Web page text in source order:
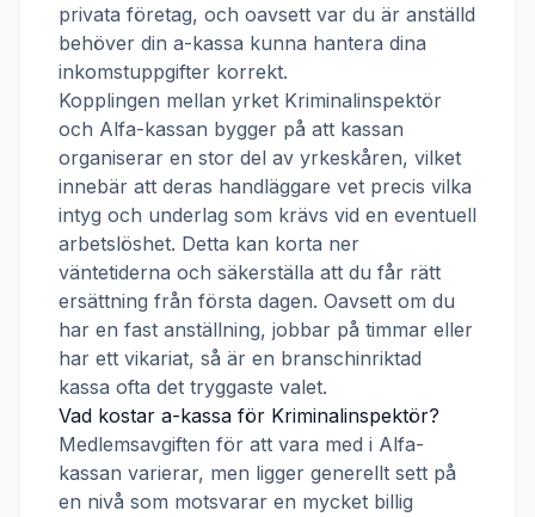
privata företag, och oavsett var du är anställd
behöver din a-kassa kunna hantera dina
inkomstuppgifter korrekt.
Kopplingen mellan yrket Kriminalinspektör
och Alfa-kassan bygger på att kassan
organiserar en stor del av yrkeskåren, vilket
innebär att deras handläggare vet precis vilka
intyg och underlag som krävs vid en eventuell
arbetslöshet. Detta kan korta ner
väntetiderna och säkerställa att du får rätt
ersättning från första dagen. Oavsett om du
har en fast anställning, jobbar på timmar eller
har ett vikariat, så är en branschinriktad
kassa ofta det tryggaste valet.
Vad kostar a-kassa för Kriminalinspektör?
Medlemsavgiften för att vara med i Alfa-
kassan varierar, men ligger generellt sett på
en nivå som motsvarar en mycket billig